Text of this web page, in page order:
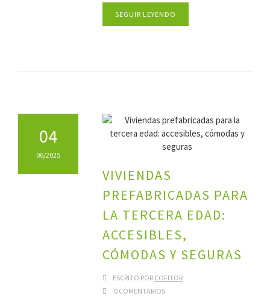
SEGUIR LEYENDO
04
06/2025
VIVIENDAS
PREFABRICADAS PARA
LA TERCERA EDAD:
ACCESIBLES,
CÓMODAS Y SEGURAS
ESCRITO POR COFITOR
0 COMENTARIOS